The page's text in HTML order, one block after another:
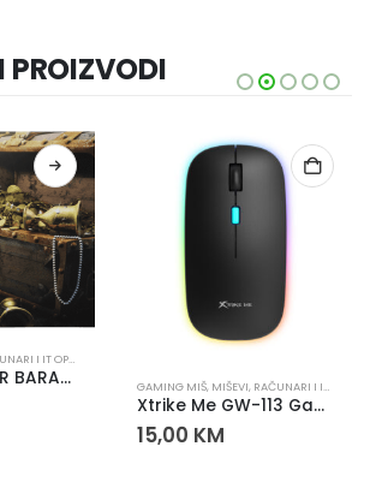
PROIZVODI
I IT OPREMA
STORMBRINGER BARACUDA Podloga za miš GAMING MIŠ, MIŠEVI, RAČUNARI I IT OPREMA
Xtrike Me GW-113 Gaming miš RGB 1600 DPI – optički miš sa 4 tipke
15,00 KM